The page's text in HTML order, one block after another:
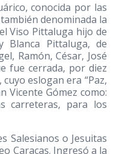
conocida por las
denominada la
Viso Pittaluga hijo de
Blanca Pittaluga, de
Ramón, César, José
fue cerrada, por diez
eslogan era “Paz,
Gómez como:
carreteras, para los
Salesianos o Jesuitas
Caracas. Ingresó a la